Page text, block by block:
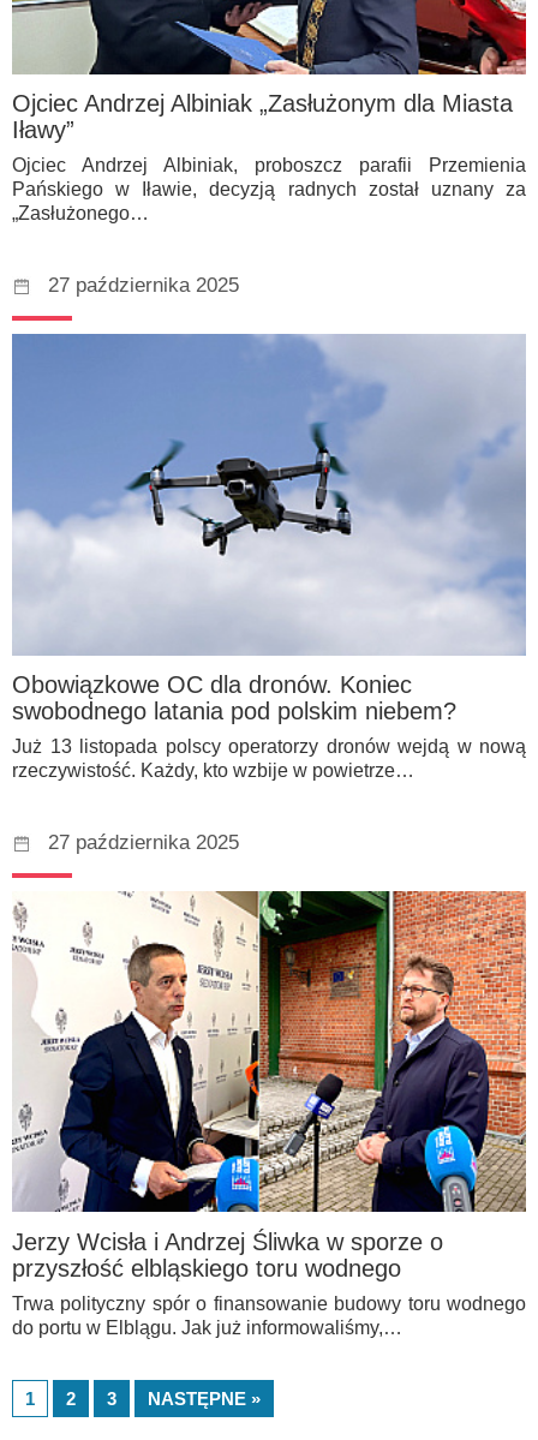
Ojciec Andrzej Albiniak „Zasłużonym dla Miasta
Iławy”
Ojciec Andrzej Albiniak, proboszcz parafii Przemienia
Pańskiego w Iławie, decyzją radnych został uznany za
„Zasłużonego…
27 października 2025
Obowiązkowe OC dla dronów. Koniec
swobodnego latania pod polskim niebem?
Już 13 listopada polscy operatorzy dronów wejdą w nową
rzeczywistość. Każdy, kto wzbije w powietrze…
27 października 2025
Jerzy Wcisła i Andrzej Śliwka w sporze o
przyszłość elbląskiego toru wodnego
Trwa polityczny spór o finansowanie budowy toru wodnego
do portu w Elblągu. Jak już informowaliśmy,…
1 2 3 NASTĘPNE »